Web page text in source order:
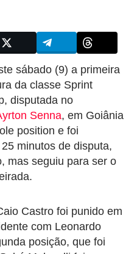
sábado (9) a primeira
da classe Sprint
disputada no
Senna, em Goiânia
position e foi
minutos de disputa,
mas seguiu para ser o
Castro foi punido em
com Leonardo
posição, que foi